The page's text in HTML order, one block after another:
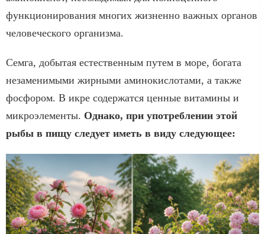
функционирования многих жизненно важных органов
человеческого организма.
Семга, добытая естественным путем в море, богата
незаменимыми жирными аминокислотами, а также
фосфором. В икре содержатся ценные витамины и
микроэлементы. Однако, при употреблении этой
рыбы в пищу следует иметь в виду следующее: